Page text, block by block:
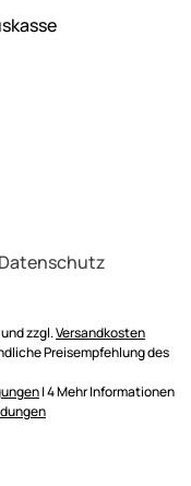
Datenschutz
zzgl.Versandkosten
Preisempfehlung des
| 4 Mehr Informationen